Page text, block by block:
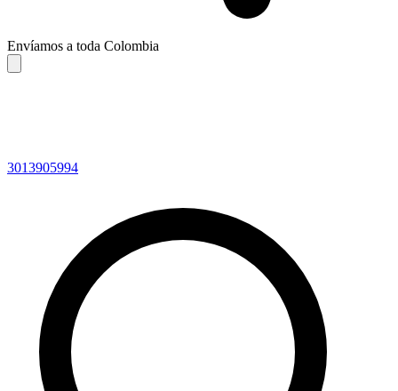
Envíamos a toda Colombia
3013905994